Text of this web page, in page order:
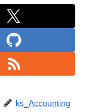
ks_Accounting